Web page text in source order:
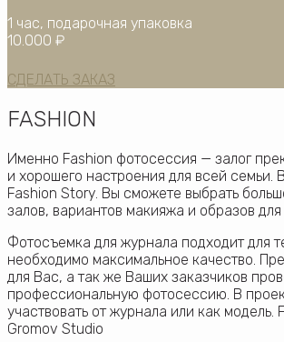
1 час, подарочная упаковка
10.000 ₽
СДЕЛАТЬ ЗАКАЗ
FASHION
Именно Fashion фотосессия — залог
и хорошего настроения для всей семьи.
Fashion Story. Вы сможете выбрать
залов, вариантов макияжа и образов
Фотосъемка для журнала подходит для
необходимо максимальное качество.
для Вас, а так же Ваших заказчиков
профессиональную фотосессию. В
участвовать от журнала или как модель.
Gromov Studio